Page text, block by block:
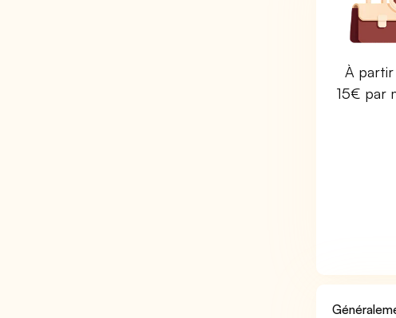
À partir
15€ par